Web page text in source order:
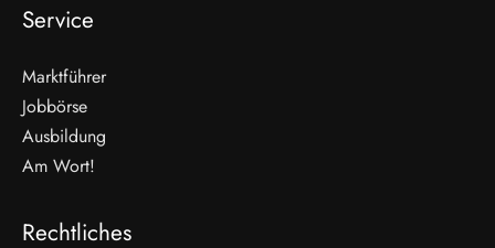
Service
Marktführer
Jobbörse
Ausbildung
Am Wort!
Rechtliches